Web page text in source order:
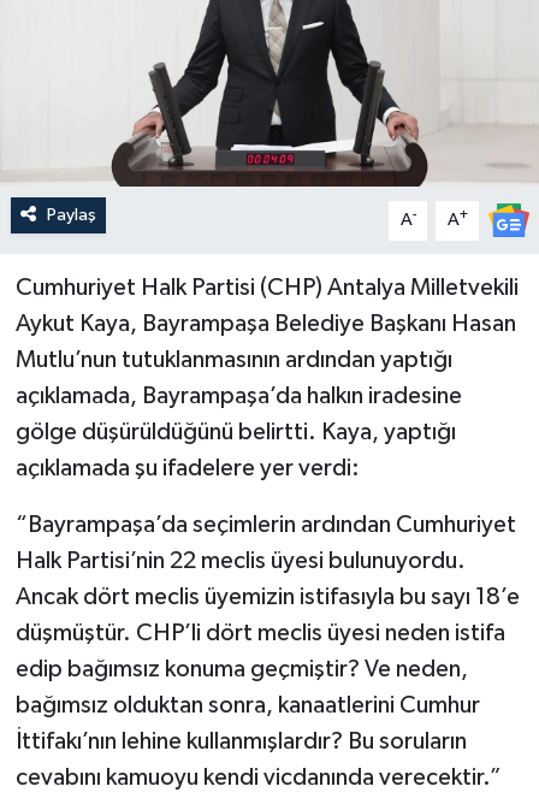
Paylaş A- A+
Cumhuriyet Halk Partisi (CHP) Antalya Milletvekili
Aykut Kaya, Bayrampaşa Belediye Başkanı Hasan
Mutlu’nun tutuklanmasının ardından yaptığı
açıklamada, Bayrampaşa’da halkın iradesine
gölge düşürüldüğünü belirtti. Kaya, yaptığı
açıklamada şu ifadelere yer verdi:
“Bayrampaşa’da seçimlerin ardından Cumhuriyet
Halk Partisi’nin 22 meclis üyesi bulunuyordu.
Ancak dört meclis üyemizin istifasıyla bu sayı 18’e
düşmüştür. CHP’li dört meclis üyesi neden istifa
edip bağımsız konuma geçmiştir? Ve neden,
bağımsız olduktan sonra, kanaatlerini Cumhur
İttifakı’nın lehine kullanmışlardır? Bu soruların
cevabını kamuoyu kendi vicdanında verecektir.”
Sağlık & Yaşam
Siyaset
Spor